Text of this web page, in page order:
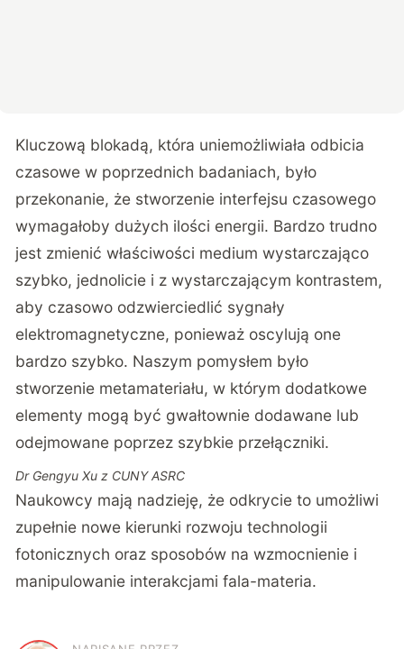
Kluczową blokadą, która uniemożliwiała odbicia
czasowe w poprzednich badaniach, było
przekonanie, że stworzenie interfejsu czasowego
wymagałoby dużych ilości energii. Bardzo trudno
jest zmienić właściwości medium wystarczająco
szybko, jednolicie i z wystarczającym kontrastem,
aby czasowo odzwierciedlić sygnały
elektromagnetyczne, ponieważ oscylują one
bardzo szybko. Naszym pomysłem było
stworzenie metamateriału, w którym dodatkowe
elementy mogą być gwałtownie dodawane lub
odejmowane poprzez szybkie przełączniki.
Dr Gengyu Xu z CUNY ASRC
Naukowcy mają nadzieję, że odkrycie to umożliwi
zupełnie nowe kierunki rozwoju technologii
fotonicznych oraz sposobów na wzmocnienie i
manipulowanie interakcjami fala-materia.